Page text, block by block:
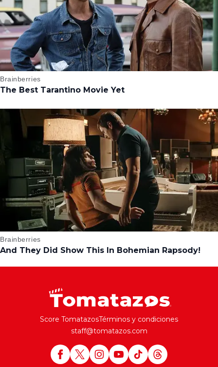
Score TomatazosTérminos y condiciones
staff@tomatazos.com